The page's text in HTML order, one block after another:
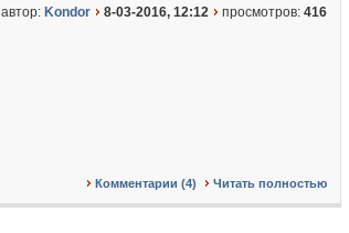
автор: Kondor 8-03-2016, 12:12 просмотров: 416
Комментарии (4) Читать полностью